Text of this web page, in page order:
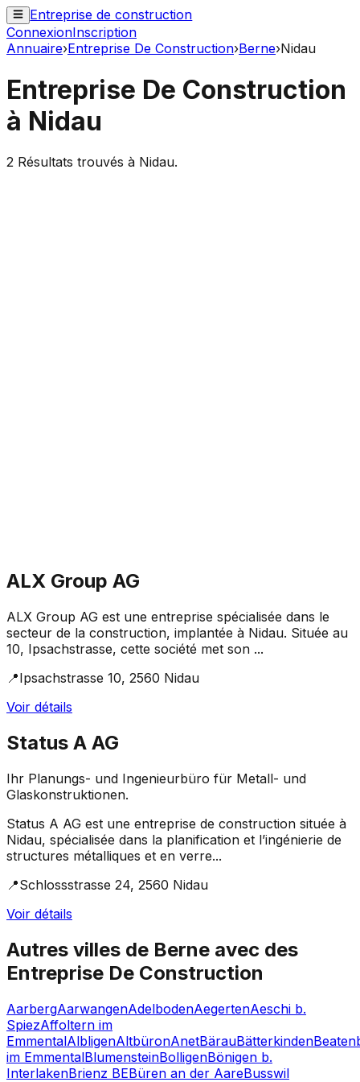
Entreprise de construction
ConnexionInscription
Annuaire›Entreprise De Construction›Berne›Nidau
Entreprise De Construction
à Nidau
2 Résultats trouvés à Nidau.
ALX Group AG
ALX Group AG est une entreprise spécialisée dans le
secteur de la construction, implantée à Nidau. Située au
10, Ipsachstrasse, cette société met son ...
📍Ipsachstrasse 10, 2560 Nidau
Voir détails
Status A AG
Ihr Planungs- und Ingenieurbüro für Metall- und
Glaskonstruktionen.
Status A AG est une entreprise de construction située à
Nidau, spécialisée dans la planification et l’ingénierie de
structures métalliques et en verre...
📍Schlossstrasse 24, 2560 Nidau
Voir détails
Autres villes de Berne avec des
Entreprise De Construction
AarbergAarwangenAdelbodenAegertenAeschi b.
SpiezAffoltern im
EmmentalAlbligenAltbüronAnetBärauBätterkinden
im EmmentalBlumensteinBolligenBönigen b.
InterlakenBrienz BEBüren an der AareBusswil